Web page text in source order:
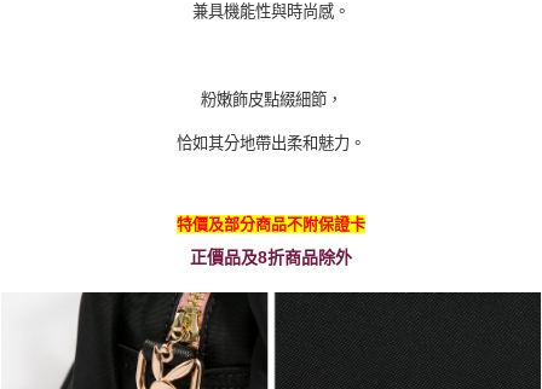
兼具機能性與時尚感。
粉嫩飾皮點綴細節，
恰如其分地帶出柔和魅力。
特價及部分商品不附保證卡
正價品及8折商品除外